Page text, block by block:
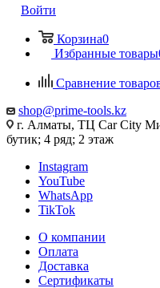
Войти
Корзина0
Избранные товары
Сравнение
shop@prime-tools.kz
г. Алматы, ТЦ Car City​
бутик; 4 ряд; 2 этаж
Instagram
YouTube
WhatsApp
TikTok
О компании
Оплата
Доставка
Сертификаты